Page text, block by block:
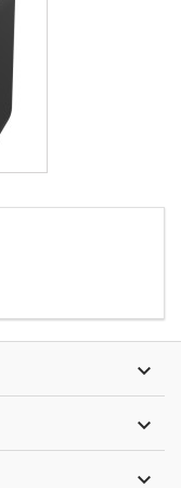


